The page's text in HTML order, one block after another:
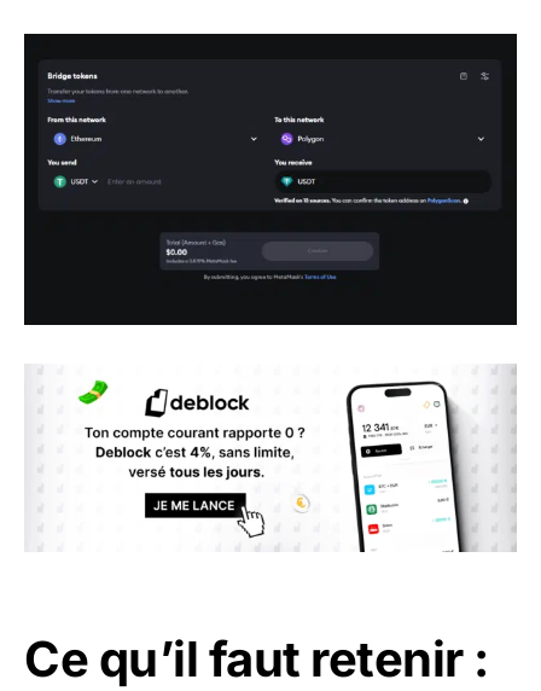
Ce qu’il faut retenir :